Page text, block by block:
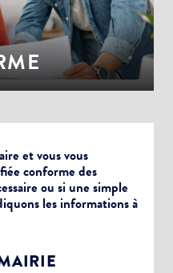
et vous vous
conforme des
ou si une simple
les informations à